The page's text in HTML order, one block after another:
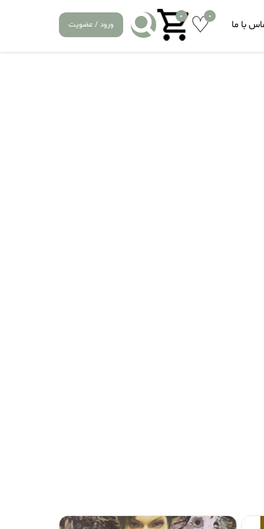
با ما
0
0
ورود / عضویت